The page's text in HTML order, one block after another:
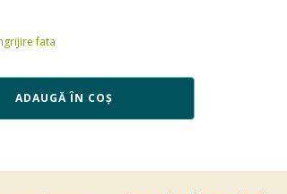
fata
ADAUGĂ ÎN COȘ